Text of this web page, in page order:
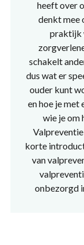
heeft over
denkt mee
praktijk
schakelt
dus wat er
ouder kunt
en hoe je met
wie je om
korte
van
onbezorgd